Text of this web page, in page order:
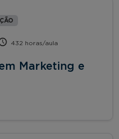
432 horas/aula
Marketing e